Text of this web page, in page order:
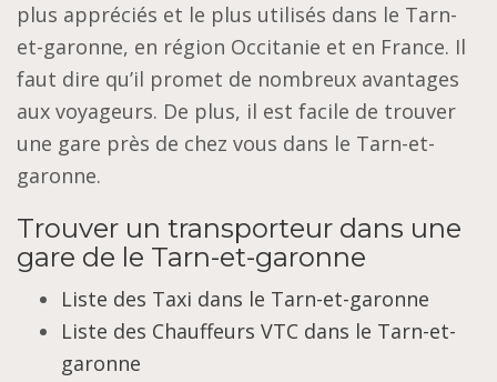
plus appréciés et le plus utilisés dans le Tarn-
et-garonne, en région Occitanie et en France. Il
faut dire qu’il promet de nombreux avantages
aux voyageurs. De plus, il est facile de trouver
une gare près de chez vous dans le Tarn-et-
garonne.
Trouver un transporteur dans une
gare de le Tarn-et-garonne
Liste des Taxi dans le Tarn-et-garonne
Liste des Chauffeurs VTC dans le Tarn-et-
garonne